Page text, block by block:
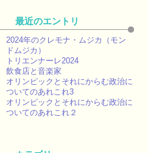
最近のエントリ
2024年のクレモナ・ムジカ（モン
ドムジカ）
トリエンナーレ2024
飲食店と音楽家
オリンピックとそれにからむ政治に
ついてのあれこれ3
オリンピックとそれにからむ政治に
ついてのあれこれ２